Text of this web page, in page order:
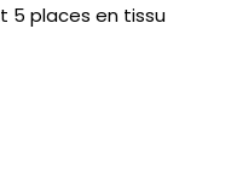
5 places en tissu